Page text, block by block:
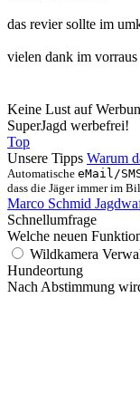
das revier sollte im
vielen dank im vorraus
Keine Lust auf
SuperJagd werbefrei!
Top
Unsere Tipps Warum
Automatische eMail/
dass die Jäger immer im
Marco Schmid
Schnellumfrage
Welche neuen
Wildkamera
Hundeortung
Nach Abstimmung